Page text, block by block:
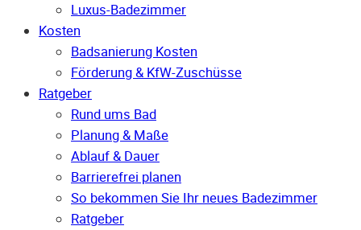
Luxus-Badezimmer
Kosten
Badsanierung Kosten
Förderung & KfW-Zuschüsse
Ratgeber
Rund ums Bad
Planung & Maße
Ablauf & Dauer
Barrierefrei planen
So bekommen Sie Ihr neues Badezimmer
Ratgeber